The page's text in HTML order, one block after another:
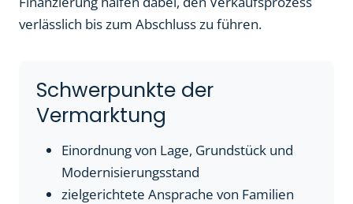
verlässlich bis zum Abschluss zu führen.
Schwerpunkte der
Vermarktung
Einordnung von Lage, Grundstück und
Modernisierungsstand
zielgerichtete Ansprache von Familien